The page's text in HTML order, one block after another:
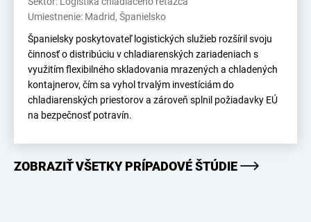
Umiestnenie: Madrid, Španielsko
Španielsky poskytovateľ logistických služieb rozšíril svoju
činnosť o distribúciu v chladiarenských zariadeniach s
využitím flexibilného skladovania mrazených a chladených
kontajnerov, čím sa vyhol trvalým investíciám do
chladiarenských priestorov a zároveň splnil požiadavky EÚ
na bezpečnosť potravín.
ZOBRAZIŤ VŠETKY PRÍPADOVÉ ŠTÚDIE